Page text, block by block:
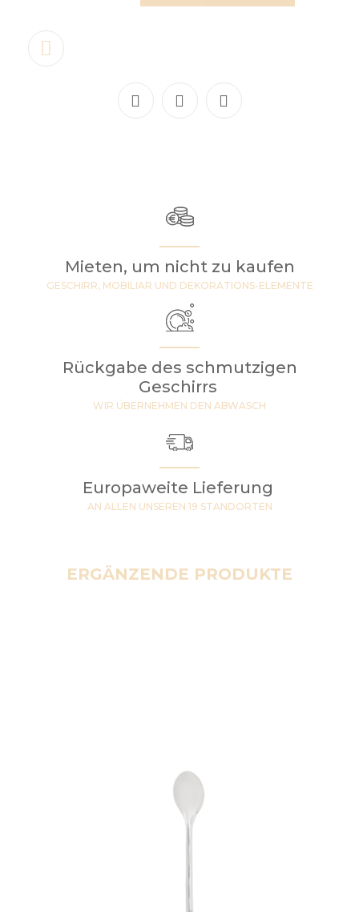
Mieten, um nicht zu kaufen
GESCHIRR, MOBILIAR UND DEKORATIONS-ELEMENTE
Rückgabe des schmutzigen
Geschirrs
WIR ÜBERNEHMEN DEN ABWASCH
Europaweite Lieferung
AN ALLEN UNSEREN 19 STANDORTEN
ERGÄNZENDE PRODUKTE